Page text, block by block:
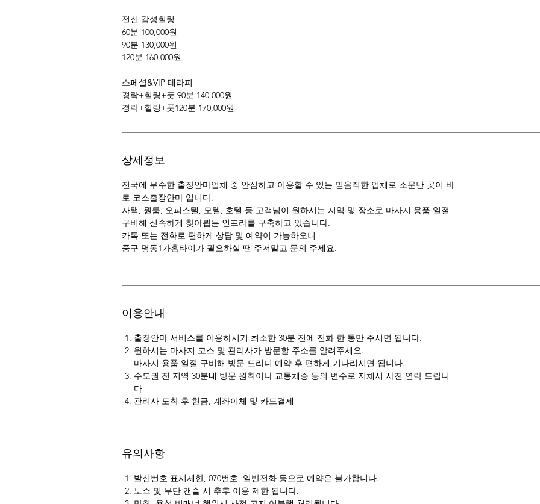
전신 감성힐링
60분 100,000원
90분 130,000원
120분 160,000원
스페셜&VIP 테라피
경락+힐링+풋 90분 140,000원
경락+힐링+풋120분 170,000원
상세정보
전국에 무수한 출장안마업체 중 안심하고 이용할 수 있는 믿음직한 업체로 소문난 곳이 바
로 코스출장안마 입니다.
자택, 원룸, 오피스텔, 모텔, 호텔 등 고객님이 원하시는 지역 및 장소로 마사지 용품 일절
구비해 신속하게 찾아뵙는 인프라를 구축하고 있습니다.
카톡 또는 전화로 편하게 상담 및 예약이 가능하오니
중구 명동1가홈타이가 필요하실 땐 주저말고 문의 주세요.
이용안내
출장안마 서비스를 이용하시기 최소한 30분 전에 전화 한 통만 주시면 됩니다.
원하시는 마사지 코스 및 관리사가 방문할 주소를 알려주세요.
마사지 용품 일절 구비해 방문 드리니 예약 후 편하게 기다리시면 됩니다.
수도권 전 지역 30분내 방문 원칙이나 교통체증 등의 변수로 지체시 사전 연락 드립니
다.
관리사 도착 후 현금, 계좌이체 및 카드결제
유의사항
발신번호 표시제한, 070번호, 일반전화 등으로 예약은 불가합니다.
노쇼 및 무단 캔슬 시 추후 이용 제한 됩니다.